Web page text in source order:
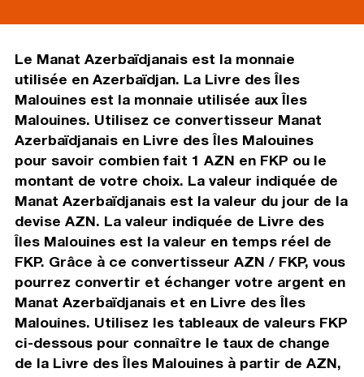
Le Manat Azerbaïdjanais est la monnaie
utilisée en Azerbaïdjan. La Livre des Îles
Malouines est la monnaie utilisée aux Îles
Malouines. Utilisez ce convertisseur Manat
Azerbaïdjanais en Livre des Îles Malouines
pour savoir combien fait 1 AZN en FKP ou le
montant de votre choix. La valeur indiquée de
Manat Azerbaïdjanais est la valeur du jour de la
devise AZN. La valeur indiquée de Livre des
Îles Malouines est la valeur en temps réel de
FKP. Grâce à ce convertisseur AZN / FKP, vous
pourrez convertir et échanger votre argent en
Manat Azerbaïdjanais et en Livre des Îles
Malouines. Utilisez les tableaux de valeurs FKP
ci-dessous pour connaître le taux de change
de la Livre des Îles Malouines à partir de AZN,